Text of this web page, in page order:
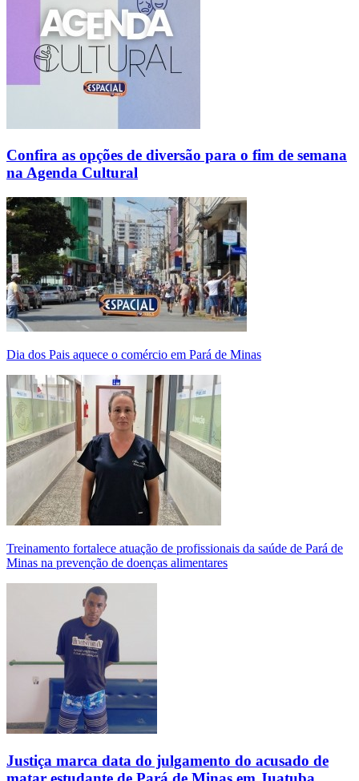
Confira as opções de diversão para o fim de semana
na Agenda Cultural
Dia dos Pais aquece o comércio em Pará de Minas
Treinamento fortalece atuação de profissionais da saúde de Pará de
Minas na prevenção de doenças alimentares
Justiça marca data do julgamento do acusado de